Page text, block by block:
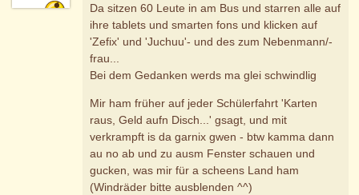
Da sitzen 60 Leute in am Bus und starren alle auf
ihre tablets und smarten fons und klicken auf
'Zefix' und 'Juchuu'- und des zum Nebenmann/-
frau...
Bei dem Gedanken werds ma glei schwindlig
Mir ham früher auf jeder Schülerfahrt 'Karten
raus, Geld aufn Disch...' gsagt, und mit
verkrampft is da garnix gwen - btw kamma dann
au no ab und zu ausm Fenster schauen und
gucken, was mir für a scheens Land ham
(Windräder bitte ausblenden ^^)